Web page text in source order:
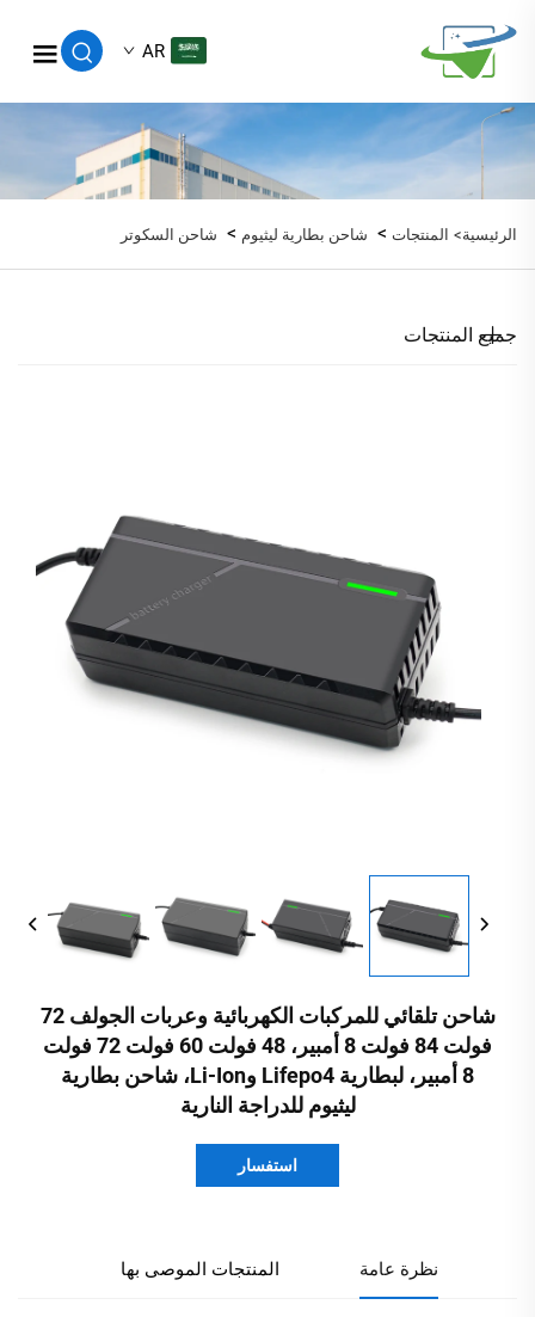
AR
الرئيسية> المنتجات > شاحن بطارية ليثيوم > شاحن السكوتر
جميع المنتجات
شاحن تلقائي للمركبات الكهربائية وعربات الجولف 72
فولت 84 فولت 8 أمبير، 48 فولت 60 فولت 72 فولت
8 أمبير، لبطارية Lifepo4 وLi-Ion، شاحن بطارية
ليثيوم للدراجة النارية
استفسار
نظرة عامة المنتجات الموصى بها